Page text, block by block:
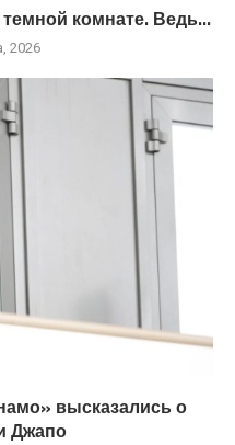
комнате. Ведь...
2026
высказались о
Джапо